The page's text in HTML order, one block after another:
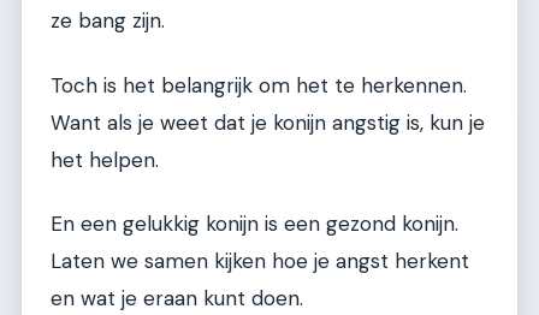
ze bang zijn.
Toch is het belangrijk om het te herkennen.
Want als je weet dat je konijn angstig is, kun je
het helpen.
En een gelukkig konijn is een gezond konijn.
Laten we samen kijken hoe je angst herkent
en wat je eraan kunt doen.